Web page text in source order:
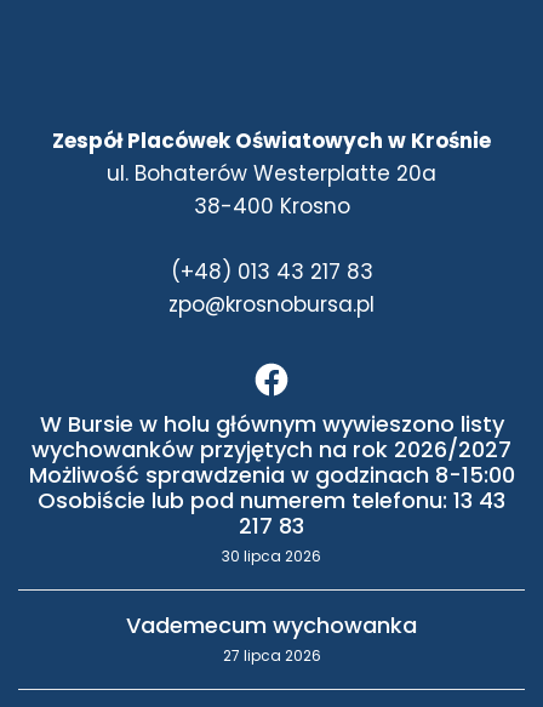
Zespół Placówek Oświatowych w Krośnie
ul. Bohaterów Westerplatte 20a
38-400 Krosno
(+48) 013 43 217 83
zpo@krosnobursa.pl
W Bursie w holu głównym wywieszono listy
wychowanków przyjętych na rok 2026/2027
Możliwość sprawdzenia w godzinach 8-15:00
Osobiście lub pod numerem telefonu: 13 43
217 83
30 lipca 2026
Vademecum wychowanka
27 lipca 2026